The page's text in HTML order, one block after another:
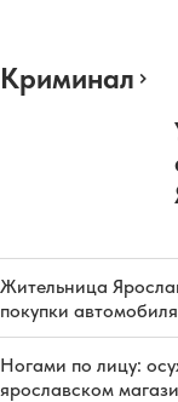
Криминал
Жительница
покупки автомобиля
Ногами по лицу:
ярославском